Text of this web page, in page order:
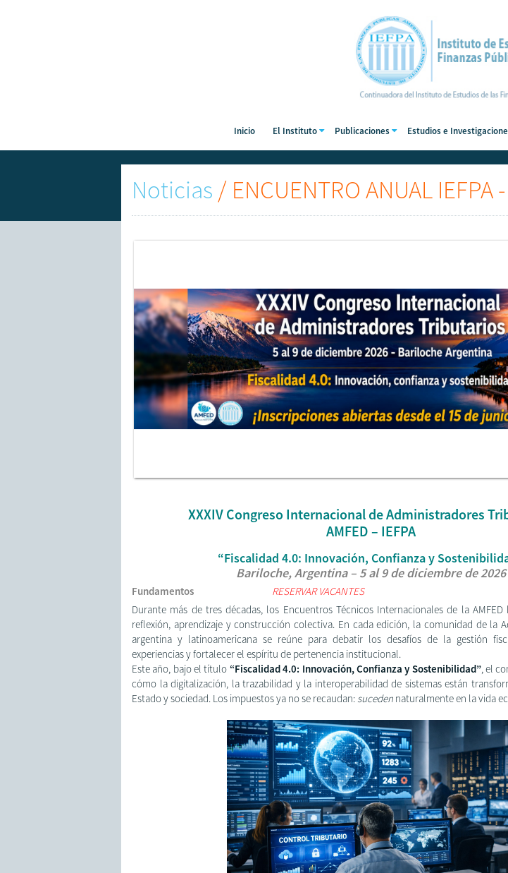
Inicio El Instituto Publicaciones Estudios e
Noticias / ENCUENTRO ANUAL IEFPA
XXXIV Congreso Internacional de Administradores
AMFED – IEFPA
“Fiscalidad 4.0: Innovación, Confianza y
Bariloche, Argentina – 5 al 9 de diciembre de 2026
Fundamentos
RESERVAR VACANTES
Durante más de tres décadas, los Encuentros Técnicos Internacionales de la
reflexión, aprendizaje y construcción colectiva. En cada edición, la comunidad de la
argentina y latinoamericana se reúne para debatir los desafíos de la gestión
experiencias y fortalecer el espíritu de pertenencia institucional.
Este año, bajo el título “Fiscalidad 4.0: Innovación, Confianza y Sostenibilidad”, el
cómo la digitalización, la trazabilidad y la interoperabilidad de sistemas están
Estado y sociedad. Los impuestos ya no se recaudan: suceden naturalmente en la vida